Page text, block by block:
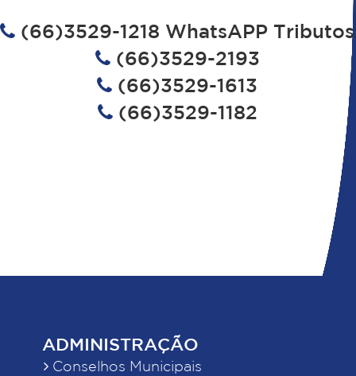
(66)3529-1218 WhatsAPP Tributos
(66)3529-2193
(66)3529-1613
(66)3529-1182
ADMINISTRAÇÃO
Conselhos Municipais